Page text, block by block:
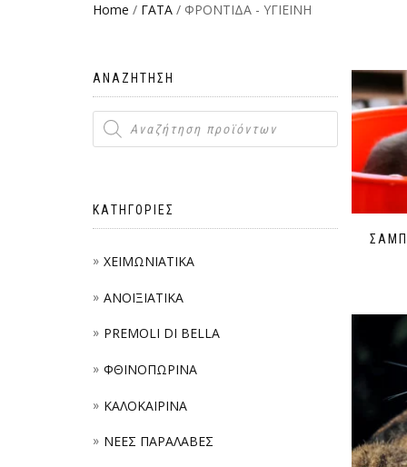
Home / ΓΑΤΑ / ΦΡΟΝΤΙΔΑ - ΥΓΙΕΙΝΗ
ΑΝΑΖΗΤΗΣΗ
ΚΑΤΗΓΟΡΙΕΣ
ΧΕΙΜΩΝΙΑΤΙΚΑ
ΑΝΟΙΞΙΑΤΙΚΑ
PREMOLI DI BELLA
ΦΘΙΝΟΠΩΡΙΝΑ
ΚΑΛΟΚΑΙΡΙΝΑ
ΝΕΕΣ ΠΑΡΑΛΑΒΕΣ